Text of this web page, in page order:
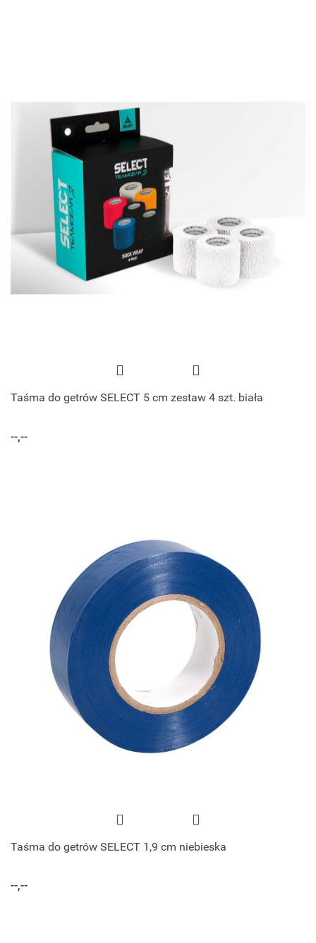
Taśma do getrów SELECT 5 cm zestaw 4 szt. biała
--,--
Taśma do getrów SELECT 1,9 cm niebieska
--,--